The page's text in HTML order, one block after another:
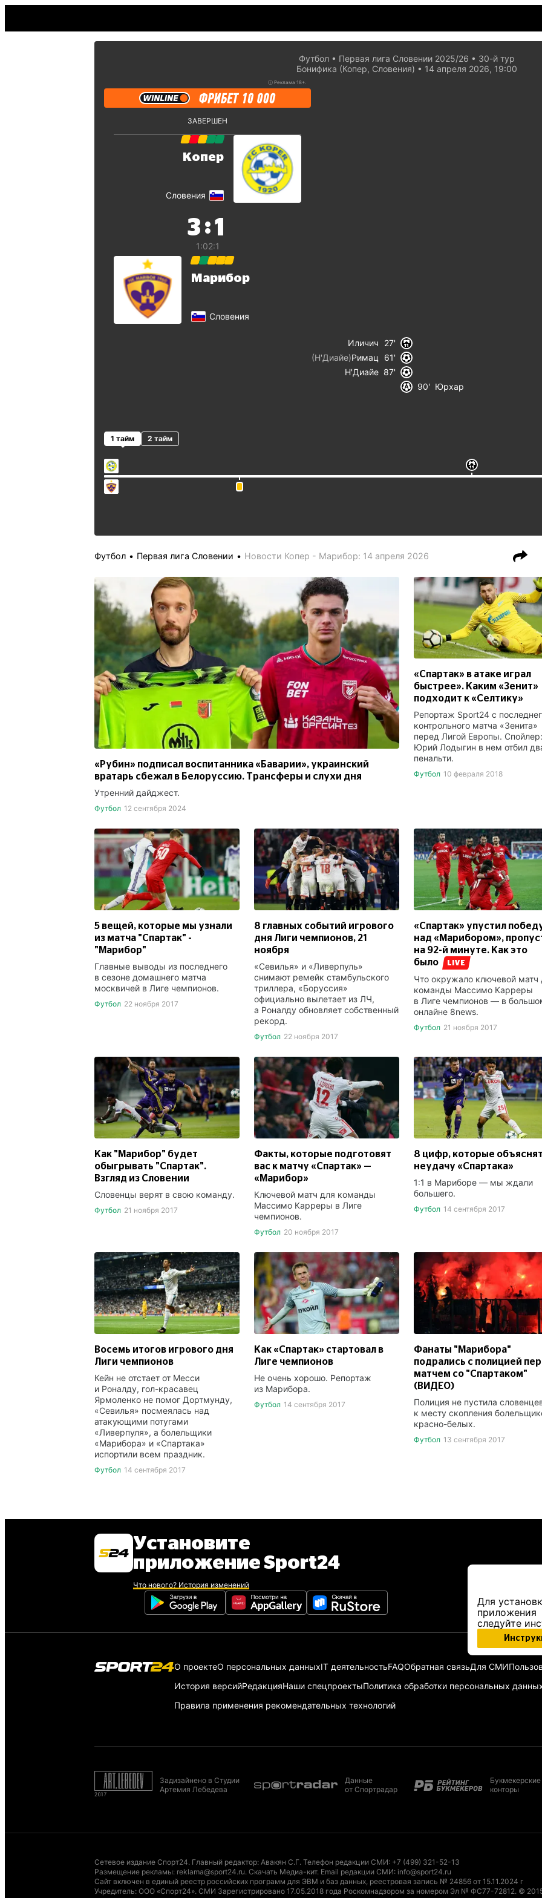
Футбол Первая лига Словении 2025/26
30-й тур
Бонифика (Копер, Словения)
14 апреля 2026, 19:00
ⓘ Реклама 18+.
ЗАВЕРШЕН
Копер
Словения
3 :1
1:02:1
Марибор
Словения
Иличич
27
(Н'Диайе)Римац
61
Н'Диайе 87
90
Юрхар
1 тайм 2 тайм
Футбол Первая лига Словении Новости Копер - Марибор: 14 апреля 2026
«Рубин» подписал воспитанника «Баварии», украинский
вратарь сбежал в Белоруссию. Трансферы и слухи дня
Утренний дайджест.
Футбол 12 сентября 2024
«Спартак» в атаке играл
быстрее». Каким «Зенит»
подходит к «Селтику»
Репортаж Sport24 с
контрольного матча «Зенита»
перед Лигой Европы. Спойлер:
Юрий Лодыгин в нем отбил
пенальти.
Футбол 10 февраля 2018
5 вещей, которые мы узнали
из матча "Спартак" -
"Марибор"
Главные выводы из последнего
в сезоне домашнего матча
москвичей в Лиге чемпионов.
Футбол 22 ноября 2017
8 главных событий игрового
дня Лиги чемпионов, 21
ноября
«Севилья» и «Ливерпуль»
снимают ремейк стамбульского
триллера, «Боруссия»
официально вылетает из ЛЧ,
а Роналду обновляет собственный
рекорд.
Футбол 22 ноября 2017
«Спартак» упустил
над «Марибором»,
на 92-й минуте. Как это
было
LIVE
Что окружало ключевой матч
команды Массимо Карреры
в Лиге чемпионов — в
онлайне 8news.
Футбол 21 ноября 2017
Как "Марибор" будет
обыгрывать "Спартак".
Взгляд из Словении
Словенцы верят в свою команду.
Футбол 21 ноября 2017
Факты, которые подготовят
вас к матчу «Спартак» —
«Марибор»
Ключевой матч для команды
Массимо Карреры в Лиге
чемпионов.
Футбол 20 ноября 2017
8 цифр, которые
неудачу «Спартака»
1:1 в Мариборе — мы ждали
большего.
Футбол 14 сентября 2017
Восемь итогов игрового дня
Лиги чемпионов
Кейн не отстает от Месси
и Роналду, гол-красавец
Ярмоленко не помог Дортмунду,
«Севилья» посмеялась над
атакующими потугами
«Ливерпуля», а болельщики
«Марибора» и «Спартака»
испортили всем праздник.
Футбол 14 сентября 2017
Как «Спартак» стартовал в
Лиге чемпионов
Не очень хорошо. Репортаж
из Марибора.
Футбол 14 сентября 2017
Фанаты "Марибора"
подрались с полицией
матчем со "Спартаком"
(ВИДЕО)
Полиция не пустила
к месту скопления
красно-белых.
Футбол 13 сентября 2017
Установите
приложение Sport24
Что нового? История изменений
Для
приложения
следуйте
О проектеО персональных данныхIT деятельностьFAQОбратная связьДля СМИ
История версийРедакцияНаши спецпроектыПолитика обработки персональных
Правила применения рекомендательных технологий
Задизайнено в Студии
Артемия Лебедева
Данные
от Спортрадар
Букмекерские
конторы
Сетевое издание Спорт24. Главный редактор: Авакян С.Г. Телефон редакции СМИ: +7 (499) 321-52-13
Размещение рекламы: reklama@sport24.ru. Скачать Медиа-кит. Email редакции СМИ: info@sport24.ru
Сайт включен в единый реестр российских программ для ЭВМ и баз данных, реестровая запись № 24856 от 15.11.2024 г
Учредитель: ООО «Спорт24». СМИ Зарегистрировано 17.05.2018 года Роскомнадзором за номером Эл № ФС77-72812. ©